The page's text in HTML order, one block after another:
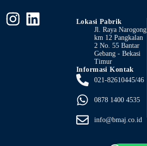
Lokasi Pabrik
Jl. Raya Narogong
km 12 Pangkalan
2 No. 55 Bantar
Gebang - Bekasi
Timur
Informasi Kontak
021-82610445/46
0878 1400 4535
info@bmaj.co.id